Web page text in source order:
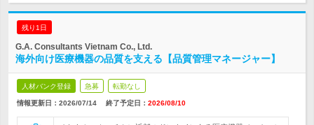
残り1日
G.A. Consultants Vietnam Co., Ltd.
海外向け医療機器の品質を支える【品質管理マネージャー】
人材バンク登録 急募 転勤なし
情報更新日：2026/07/14 終了予定日： 2026/08/10